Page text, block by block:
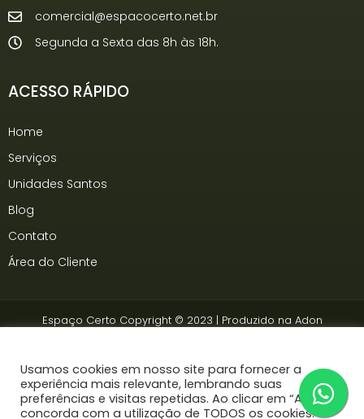
comercial@espacocerto.net.br
Segunda a Sexta das 8h às 18h.
ACESSO RÁPIDO
Home
Serviços
Unidades Santos
Blog
Contato
Área do Cliente
Espaço Certo Copyright © 2023 | Produzido na Adon
Usamos cookies em nosso site para fornecer a
experiência mais relevante, lembrando suas
preferências e visitas repetidas. Ao clicar em “Aceitar”,
concorda com a utilização de TODOS os cookies.